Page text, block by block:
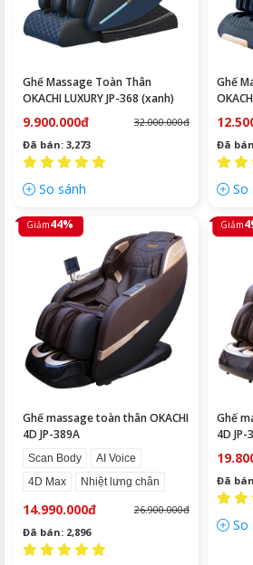
Ghế Massage Toàn Thân
OKACHI LUXURY JP-368 (xanh)
9.900.000đ
32.000.000đ
Đã bán: 3,273
So sánh
Ghế
Đã
So
Giảm44%
Ghế massage toàn thân OKACHI
4D JP-389A
Scan Body
AI Voice
4D Max
Nhiệt lưng chân
14.990.000đ
26.900.000đ
Đã bán: 2,896
Giảm
Ghế
4D JP-
Đã
So